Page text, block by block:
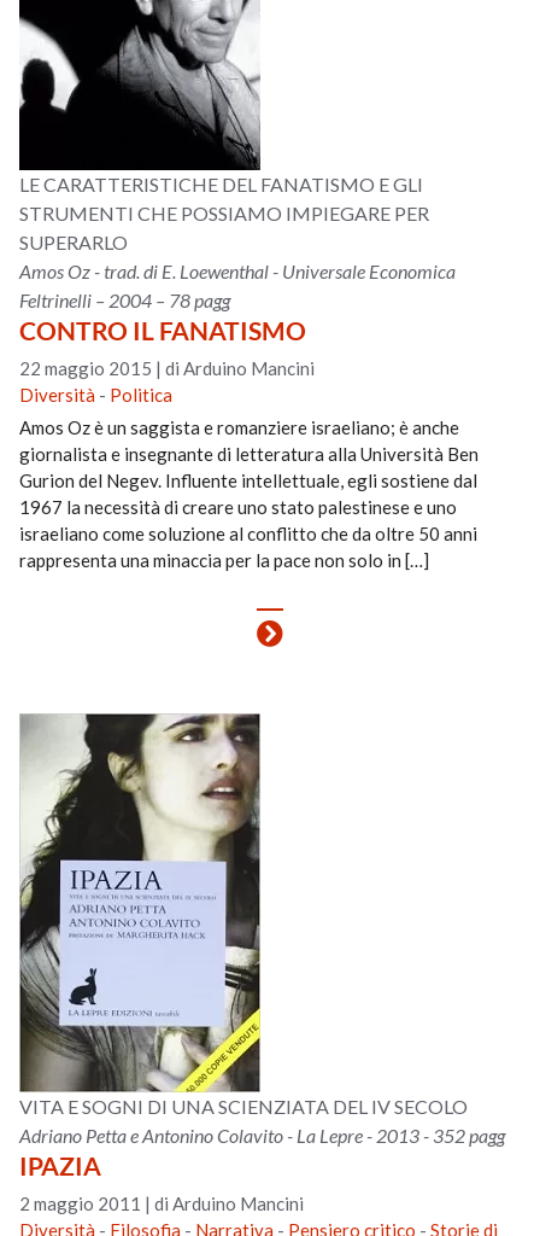
LE CARATTERISTICHE DEL FANATISMO E GLI
STRUMENTI CHE POSSIAMO IMPIEGARE PER
SUPERARLO
Amos Oz - trad. di E. Loewenthal - Universale Economica
Feltrinelli – 2004 – 78 pagg
CONTRO IL FANATISMO
22 maggio 2015 |di Arduino Mancini
Diversità - Politica
Amos Oz è un saggista e romanziere israeliano; è anche
giornalista e insegnante di letteratura alla Università Ben
Gurion del Negev. Influente intellettuale, egli sostiene dal
1967 la necessità di creare uno stato palestinese e uno
israeliano come soluzione al conflitto che da oltre 50 anni
rappresenta una minaccia per la pace non solo in […]
VITA E SOGNI DI UNA SCIENZIATA DEL IV SECOLO
Adriano Petta e Antonino Colavito - La Lepre - 2013 - 352 pagg
IPAZIA
2 maggio 2011 |di Arduino Mancini
Diversità - Filosofia - Narrativa - Pensiero critico -Storie di